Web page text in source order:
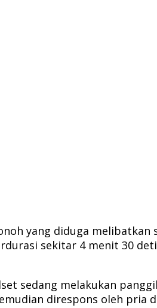
yang diduga
sekitar 4 menit 30
sedang melakukan
direspons oleh pria